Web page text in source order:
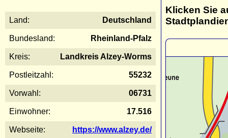
Land: Deutschland
Bundesland: Rheinland-Pfalz
Kreis: Landkreis Alzey-Worms
Postleitzahl: 55232
Vorwahl: 06731
Einwohner: 17.516
Webseite: https://www.alzey.de/
Klicken Sie